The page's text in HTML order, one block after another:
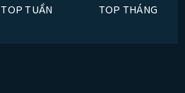
TOP TUẦN TOP THÁNG